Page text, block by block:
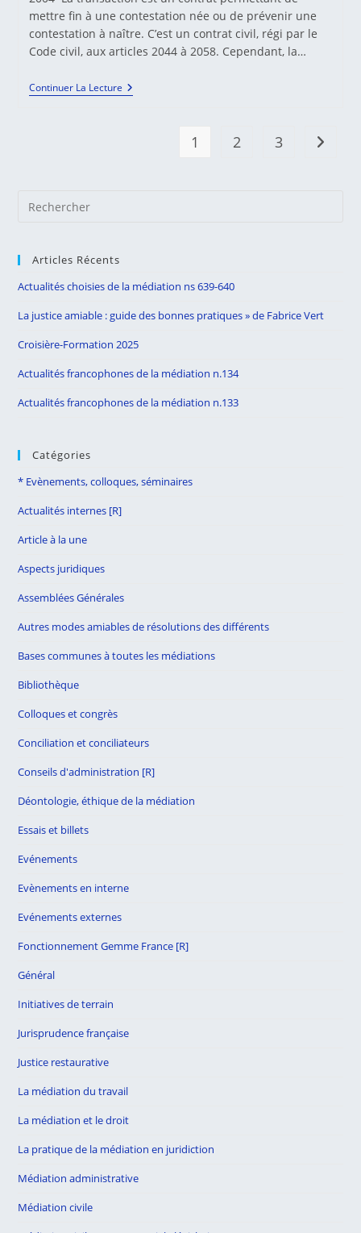
mettre fin à une contestation née ou de prévenir une
contestation à naître. C’est un contrat civil, régi par le
Code civil, aux articles 2044 à 2058. Cependant, la…
Continuer La LectureLA
TRANSACTION
1 2 3 Aller à
Articles Récents
Actualités choisies de la médiation ns 639-640
La justice amiable : guide des bonnes pratiques » de Fabrice Vert
Croisière-Formation 2025
Actualités francophones de la médiation n.134
Actualités francophones de la médiation n.133
Catégories
* Evènements, colloques, séminaires
Actualités internes [R]
Article à la une
Aspects juridiques
Assemblées Générales
Autres modes amiables de résolutions des différents
Bases communes à toutes les médiations
Bibliothèque
Colloques et congrès
Conciliation et conciliateurs
Conseils d'administration [R]
Déontologie, éthique de la médiation
Essais et billets
Evénements
Evènements en interne
Evénements externes
Fonctionnement Gemme France [R]
Général
Initiatives de terrain
Jurisprudence française
Justice restaurative
La médiation du travail
La médiation et le droit
La pratique de la médiation en juridiction
Médiation administrative
Médiation civile